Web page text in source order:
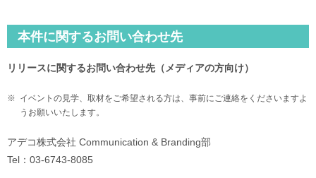
本件に関するお問い合わせ先
リリースに関するお問い合わせ先（メディアの方向け）
※ イベントの見学、取材をご希望される方は、事前にご連絡をくださいますよ
うお願いいたします。
アデコ株式会社 Communication & Branding部
Tel：03-6743-8085